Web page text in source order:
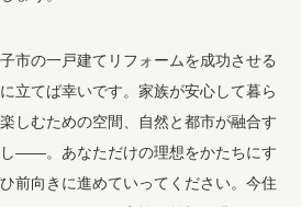
市の一戸建てリフォームを成功させる
立てば幸いです。家族が安心して暮ら
しむための空間、自然と都市が融合す
――。あなただけの理想をかたちにす
前向きに進めていってください。今住